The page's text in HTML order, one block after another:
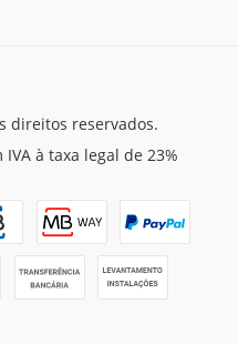
direitos reservados.
à taxa legal de 23%